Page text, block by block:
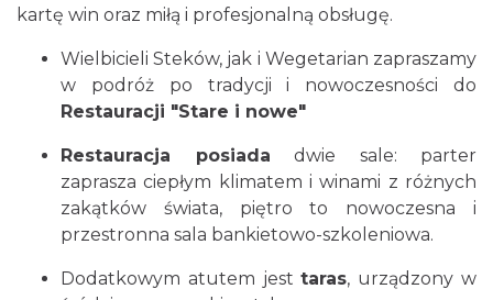
kartę win oraz miłą i profesjonalną obsługę.
Wielbicieli Steków, jak i Wegetarian zapraszamy
w podróż po tradycji i nowoczesności do
Restauracji "Stare i nowe"
Restauracja posiada dwie sale: parter
zaprasza ciepłym klimatem i winami z różnych
zakątków świata, piętro to nowoczesna i
przestronna sala bankietowo-szkoleniowa.
Dodatkowym atutem jesttaras, urządzony w